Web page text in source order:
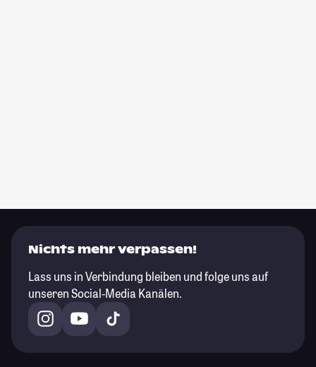
Nichts mehr verpassen!
Lass uns in Verbindung bleiben und folge uns auf
unseren Social-Media Kanälen.